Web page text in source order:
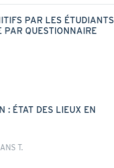
PAR LES ÉTUDIANTS
PAR QUESTIONNAIRE
: ÉTAT DES LIEUX EN
T.